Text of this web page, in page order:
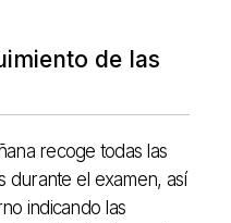
de las
recoge todas las
durante el examen, así
indicando las